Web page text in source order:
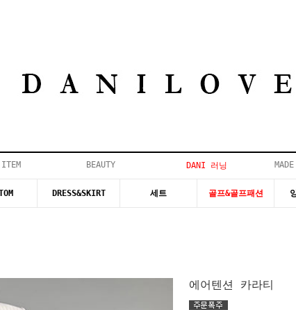
BEAUTY DANI 러닝
DRESS&SKIRT 세트 골프&골프패션
에어텐션 카라티